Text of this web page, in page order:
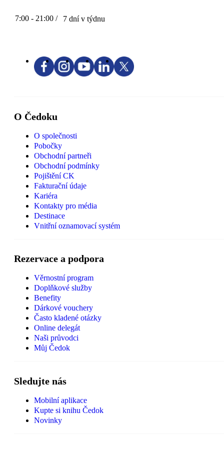
7:00 - 21:00 / 7 dní v týdnu
O Čedoku
O společnosti
Pobočky
Obchodní partneři
Obchodní podmínky
Pojištění CK
Fakturační údaje
Kariéra
Kontakty pro média
Destinace
Vnitřní oznamovací systém
Rezervace a podpora
Věrnostní program
Doplňkové služby
Benefity
Dárkové vouchery
Často kladené otázky
Online delegát
Naši průvodci
Můj Čedok
Sledujte nás
Mobilní aplikace
Kupte si knihu Čedok
Novinky